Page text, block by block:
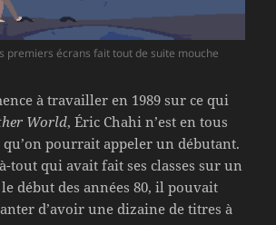
premiers écrans fait tout de suite mouche
à travailler en 1989 sur ce qui
World, Éric Chahi n’est en tous
qu’on pourrait appeler un débutant.
tout qui avait fait ses classes sur un
début des années 80, il pouvait
d’avoir une dizaine de titres à